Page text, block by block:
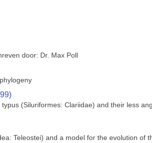
door: Dr. Max Poll
(Siluriformes: Clariidae) and their less
Teleostei) and a model for the evolution of